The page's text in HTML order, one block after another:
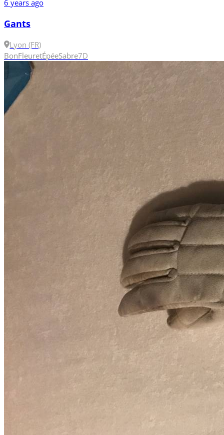
6 years ago
Gants
Lyon (FR)
BonFleuretÉpéeSabre7D